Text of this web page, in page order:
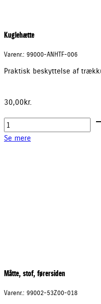
Kuglehætte
Varenr.: 99000-ANHTF-006
Praktisk beskyttelse af
30,00kr.
Kuglehætte
antal
Se mere
Måtte, stof, førersiden
Varenr.: 99002-53Z00-018